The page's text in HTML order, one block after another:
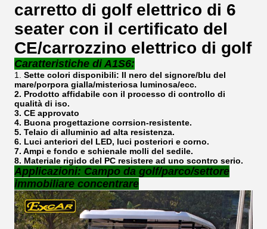
carretto di golf elettrico di 6
seater con il certificato del
CE/carrozzino elettrico di golf
Caratteristiche di A1S6:
1. Sette colori disponibili: Il nero del signore/blu del
mare/porpora gialla/misteriosa luminosa/ecc.
2. Prodotto affidabile con il processo di controllo di
qualità di iso.
3. CE approvato
4. Buona progettazione corrsion-resistente.
5. Telaio di alluminio ad alta resistenza.
6. Luci anteriori del LED, luci posteriori e corno.
7. Ampi e fondo e schienale molli del sedile.
8. Materiale rigido del PC resistere ad uno scontro serio.
Applicazioni: Campo da golf/parco/settore
immobiliare concentrare